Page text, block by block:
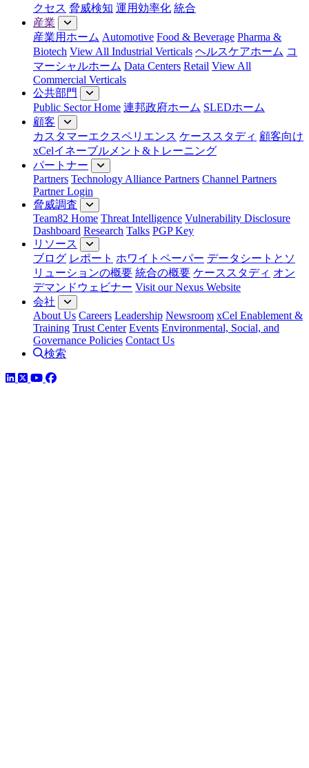
クセス 脅威検知 運用効率化 統合
産業
産業用ホーム Automotive Food & Beverage Pharma &
Biotech View All Industrial Verticals ヘルスケアホーム コ
マーシャルホーム Data Centers Retail View All
Commercial Verticals
公共部門
Public Sector Home 連邦政府ホーム SLEDホーム
顧客
カスタマーエクスペリエンス ケーススタディ 顧客向け
xCelイネーブルメント&トレーニング
パートナー
Partners Technology Alliance Partners Channel Partners
Partner Login
脅威調査
Team82 Home Threat Intelligence Vulnerability Disclosure
Dashboard Research Talks PGP Key
リソース
ブログ レポート ホワイトペーパー データシートとソ
リューションの概要 統合の概要 ケーススタディ オン
デマンドウェビナー Visit our Nexus Website
会社
About Us Careers Leadership Newsroom xCel Enablement &
Training Trust Center Events Environmental, Social, and
Governance Policies Contact Us
検索
LinkedIn
TwitterYouTube
Facebook